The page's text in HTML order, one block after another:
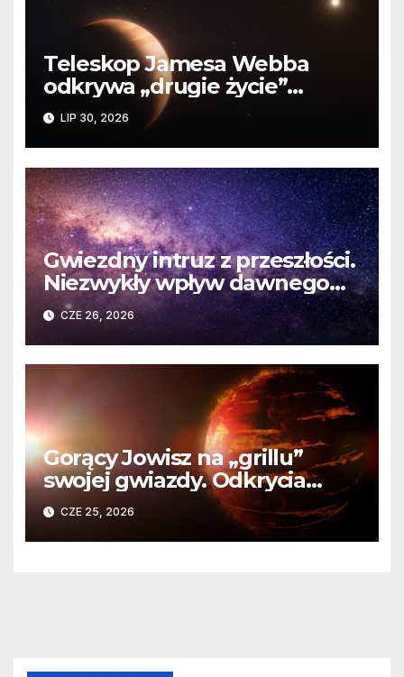
Teleskop Jamesa Webba
odkrywa „drugie życie”
planety krążącej wokół
martwej gwiazdy
LIP 30, 2026
Gwiezdny intruz z przeszłości.
Niezwykły wpływ dawnego
spotkania na komety Układu
Słonecznego
CZE 26, 2026
Gorący Jowisz na „grillu”
swojej gwiazdy. Odkrycia
Teleskopu Webba o HD
80606 b
CZE 25, 2026